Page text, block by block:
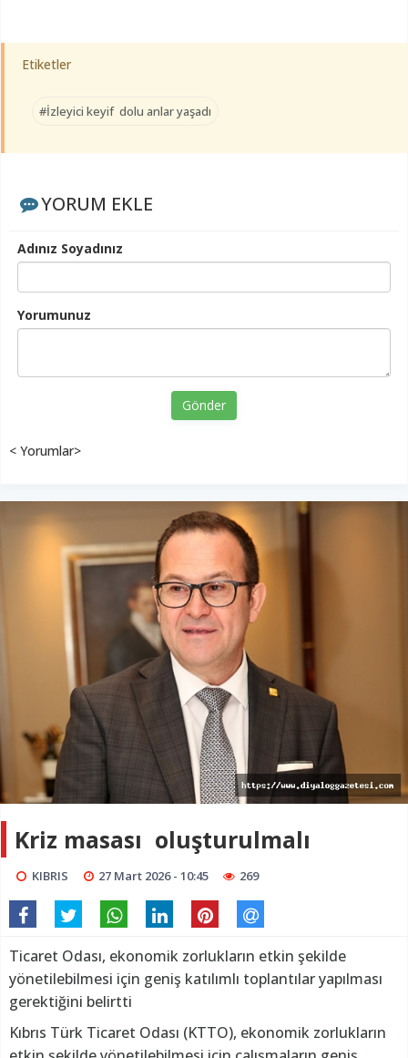
Etiketler
#İzleyici keyif dolu anlar yaşadı
YORUM EKLE
Adınız Soyadınız
Yorumunuz
Gönder
< Yorumlar>
Kriz masası oluşturulmalı
KIBRIS 27 Mart 2026 - 10:45 269
Ticaret Odası, ekonomik zorlukların etkin şekilde
yönetilebilmesi için geniş katılımlı toplantılar yapılması
gerektiğini belirtti
Kıbrıs Türk Ticaret Odası (KTTO), ekonomik zorlukların